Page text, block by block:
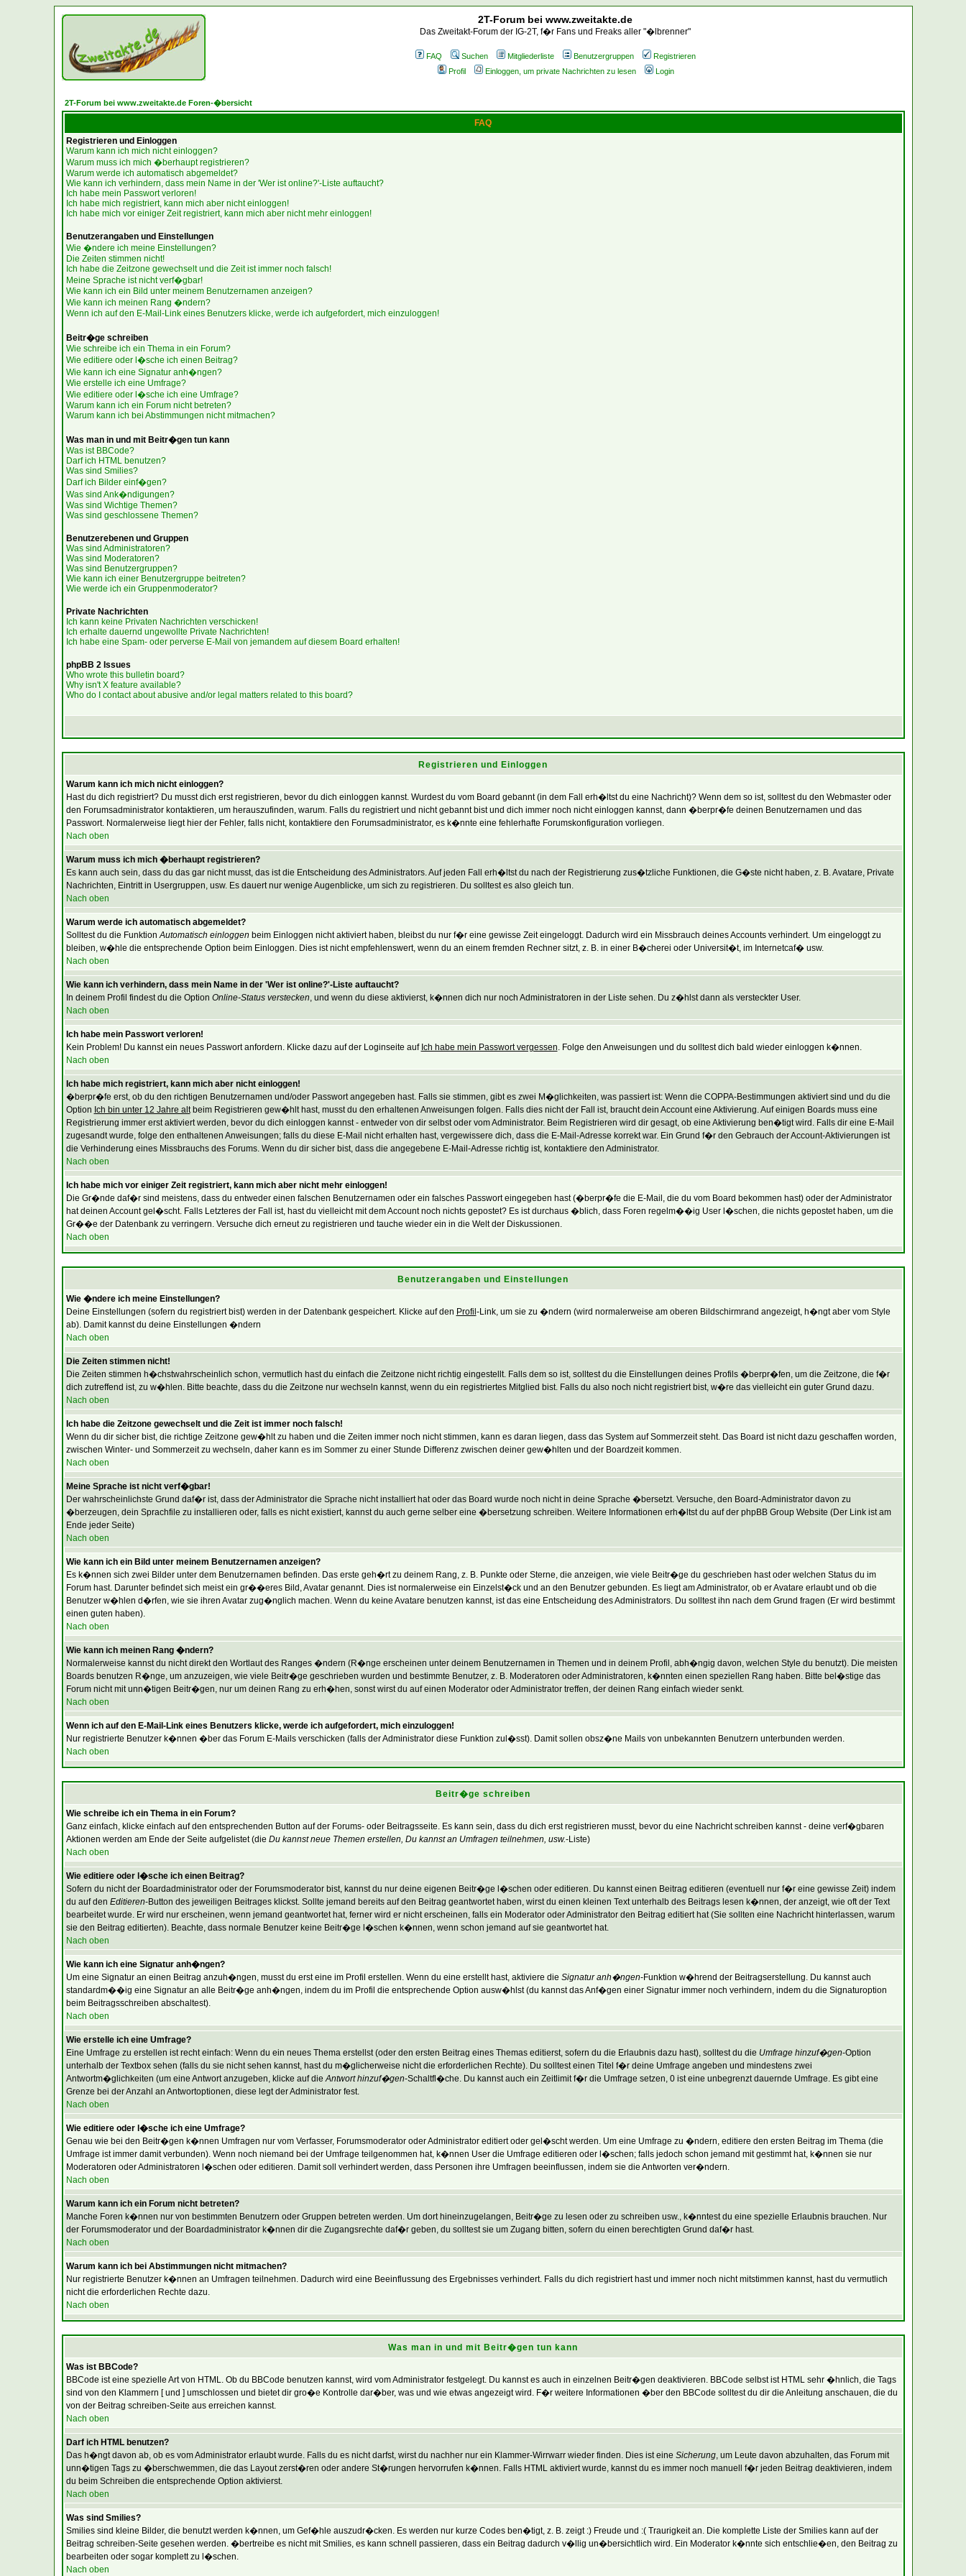
2T-Forum bei www.zweitakte.de
Das Zweitakt-Forum der IG-2T, f�r Fans und Freaks aller "�lbrenner"
FAQ Suchen Mitgliederliste Benutzergruppen
Registrieren
Profil
Einloggen, um private Nachrichten zu lesen Login
2T-Forum bei www.zweitakte.de Foren-�bersicht
FAQ
Registrieren und Einloggen
Warum kann ich mich nicht einloggen?
Warum muss ich mich �berhaupt registrieren?
Warum werde ich automatisch abgemeldet?
Wie kann ich verhindern, dass mein Name in der 'Wer ist online?'-Liste auftaucht?
Ich habe mein Passwort verloren!
Ich habe mich registriert, kann mich aber nicht einloggen!
Ich habe mich vor einiger Zeit registriert, kann mich aber nicht mehr einloggen!
Benutzerangaben und Einstellungen
Wie �ndere ich meine Einstellungen?
Die Zeiten stimmen nicht!
Ich habe die Zeitzone gewechselt und die Zeit ist immer noch falsch!
Meine Sprache ist nicht verf�gbar!
Wie kann ich ein Bild unter meinem Benutzernamen anzeigen?
Wie kann ich meinen Rang �ndern?
Wenn ich auf den E-Mail-Link eines Benutzers klicke, werde ich aufgefordert, mich einzuloggen!
Beitr�ge schreiben
Wie schreibe ich ein Thema in ein Forum?
Wie editiere oder l�sche ich einen Beitrag?
Wie kann ich eine Signatur anh�ngen?
Wie erstelle ich eine Umfrage?
Wie editiere oder l�sche ich eine Umfrage?
Warum kann ich ein Forum nicht betreten?
Warum kann ich bei Abstimmungen nicht mitmachen?
Was man in und mit Beitr�gen tun kann
Was ist BBCode?
Darf ich HTML benutzen?
Was sind Smilies?
Darf ich Bilder einf�gen?
Was sind Ank�ndigungen?
Was sind Wichtige Themen?
Was sind geschlossene Themen?
Benutzerebenen und Gruppen
Was sind Administratoren?
Was sind Moderatoren?
Was sind Benutzergruppen?
Wie kann ich einer Benutzergruppe beitreten?
Wie werde ich ein Gruppenmoderator?
Private Nachrichten
Ich kann keine Privaten Nachrichten verschicken!
Ich erhalte dauernd ungewollte Private Nachrichten!
Ich habe eine Spam- oder perverse E-Mail von jemandem auf diesem Board erhalten!
phpBB 2 Issues
Who wrote this bulletin board?
Why isn't X feature available?
Who do I contact about abusive and/or legal matters related to this board?
Registrieren und Einloggen
Warum kann ich mich nicht einloggen?
Hast du dich registriert? Du musst dich erst registrieren, bevor du dich einloggen kannst. Wurdest du vom Board gebannt (in dem Fall erh�ltst du eine Nachricht)? Wenn dem so ist, solltest du den Webmaster oder
den Forumsadministrator kontaktieren, um herauszufinden, warum. Falls du registriert und nicht gebannt bist und dich immer noch nicht einloggen kannst, dann �berpr�fe deinen Benutzernamen und das
Passwort. Normalerweise liegt hier der Fehler, falls nicht, kontaktiere den Forumsadministrator, es k�nnte eine fehlerhafte Forumskonfiguration vorliegen.
Nach oben
Warum muss ich mich �berhaupt registrieren?
Es kann auch sein, dass du das gar nicht musst, das ist die Entscheidung des Administrators. Auf jeden Fall erh�ltst du nach der Registrierung zus�tzliche Funktionen, die G�ste nicht haben, z. B. Avatare, Private
Nachrichten, Eintritt in Usergruppen, usw. Es dauert nur wenige Augenblicke, um sich zu registrieren. Du solltest es also gleich tun.
Nach oben
Warum werde ich automatisch abgemeldet?
Solltest du die FunktionAutomatisch einloggen beim Einloggen nicht aktiviert haben, bleibst du nur f�r eine gewisse Zeit eingeloggt. Dadurch wird ein Missbrauch deines Accounts verhindert. Um eingeloggt zu
bleiben, w�hle die entsprechende Option beim Einloggen. Dies ist nicht empfehlenswert, wenn du an einem fremden Rechner sitzt, z. B. in einer B�cherei oder Universit�t, im Internetcaf� usw.
Nach oben
Wie kann ich verhindern, dass mein Name in der 'Wer ist online?'-Liste auftaucht?
In deinem Profil findest du die Option Online-Status verstecken, und wenn du diese aktivierst, k�nnen dich nur noch Administratoren in der Liste sehen. Du z�hlst dann als versteckter User.
Nach oben
Ich habe mein Passwort verloren!
Kein Problem! Du kannst ein neues Passwort anfordern. Klicke dazu auf der Loginseite auf Ich habe mein Passwort vergessen. Folge den Anweisungen und du solltest dich bald wieder einloggen k�nnen.
Nach oben
Ich habe mich registriert, kann mich aber nicht einloggen!
�berpr�fe erst, ob du den richtigen Benutzernamen und/oder Passwort angegeben hast. Falls sie stimmen, gibt es zwei M�glichkeiten, was passiert ist: Wenn die COPPA-Bestimmungen aktiviert sind und du die
Option Ich bin unter 12 Jahre altbeim Registrieren gew�hlt hast, musst du den erhaltenen Anweisungen folgen. Falls dies nicht der Fall ist, braucht dein Account eine Aktivierung. Auf einigen Boards muss eine
Registrierung immer erst aktiviert werden, bevor du dich einloggen kannst - entweder von dir selbst oder vom Administrator. Beim Registrieren wird dir gesagt, ob eine Aktivierung ben�tigt wird. Falls dir eine E-Mail
zugesandt wurde, folge den enthaltenen Anweisungen; falls du diese E-Mail nicht erhalten hast, vergewissere dich, dass die E-Mail-Adresse korrekt war. Ein Grund f�r den Gebrauch der Account-Aktivierungen ist
die Verhinderung eines Missbrauchs des Forums. Wenn du dir sicher bist, dass die angegebene E-Mail-Adresse richtig ist, kontaktiere den Administrator.
Nach oben
Ich habe mich vor einiger Zeit registriert, kann mich aber nicht mehr einloggen!
Die Gr�nde daf�r sind meistens, dass du entweder einen falschen Benutzernamen oder ein falsches Passwort eingegeben hast (�berpr�fe die E-Mail, die du vom Board bekommen hast) oder der Administrator
hat deinen Account gel�scht. Falls Letzteres der Fall ist, hast du vielleicht mit dem Account noch nichts gepostet? Es ist durchaus �blich, dass Foren regelm��ig User l�schen, die nichts gepostet haben, um die
Gr��e der Datenbank zu verringern. Versuche dich erneut zu registrieren und tauche wieder ein in die Welt der Diskussionen.
Nach oben
Benutzerangaben und Einstellungen
Wie �ndere ich meine Einstellungen?
Deine Einstellungen (sofern du registriert bist) werden in der Datenbank gespeichert. Klicke auf den Profil -Link, um sie zu �ndern (wird normalerweise am oberen Bildschirmrand angezeigt, h�ngt aber vom Style
ab). Damit kannst du deine Einstellungen �ndern
Nach oben
Die Zeiten stimmen nicht!
Die Zeiten stimmen h�chstwahrscheinlich schon, vermutlich hast du einfach die Zeitzone nicht richtig eingestellt. Falls dem so ist, solltest du die Einstellungen deines Profils �berpr�fen, um die Zeitzone, die f�r
dich zutreffend ist, zu w�hlen. Bitte beachte, dass du die Zeitzone nur wechseln kannst, wenn du ein registriertes Mitglied bist. Falls du also noch nicht registriert bist, w�re das vielleicht ein guter Grund dazu.
Nach oben
Ich habe die Zeitzone gewechselt und die Zeit ist immer noch falsch!
Wenn du dir sicher bist, die richtige Zeitzone gew�hlt zu haben und die Zeiten immer noch nicht stimmen, kann es daran liegen, dass das System auf Sommerzeit steht. Das Board ist nicht dazu geschaffen worden,
zwischen Winter- und Sommerzeit zu wechseln, daher kann es im Sommer zu einer Stunde Differenz zwischen deiner gew�hlten und der Boardzeit kommen.
Nach oben
Meine Sprache ist nicht verf�gbar!
Der wahrscheinlichste Grund daf�r ist, dass der Administrator die Sprache nicht installiert hat oder das Board wurde noch nicht in deine Sprache �bersetzt. Versuche, den Board-Administrator davon zu
�berzeugen, dein Sprachfile zu installieren oder, falls es nicht existiert, kannst du auch gerne selber eine �bersetzung schreiben. Weitere Informationen erh�ltst du auf der phpBB Group Website (Der Link ist am
Ende jeder Seite)
Nach oben
Wie kann ich ein Bild unter meinem Benutzernamen anzeigen?
Es k�nnen sich zwei Bilder unter dem Benutzernamen befinden. Das erste geh�rt zu deinem Rang, z. B. Punkte oder Sterne, die anzeigen, wie viele Beitr�ge du geschrieben hast oder welchen Status du im
Forum hast. Darunter befindet sich meist ein gr��eres Bild, Avatar genannt. Dies ist normalerweise ein Einzelst�ck und an den Benutzer gebunden. Es liegt am Administrator, ob er Avatare erlaubt und ob die
Benutzer w�hlen d�rfen, wie sie ihren Avatar zug�nglich machen. Wenn du keine Avatare benutzen kannst, ist das eine Entscheidung des Administrators. Du solltest ihn nach dem Grund fragen (Er wird bestimmt
einen guten haben).
Nach oben
Wie kann ich meinen Rang �ndern?
Normalerweise kannst du nicht direkt den Wortlaut des Ranges �ndern (R�nge erscheinen unter deinem Benutzernamen in Themen und in deinem Profil, abh�ngig davon, welchen Style du benutzt). Die meisten
Boards benutzen R�nge, um anzuzeigen, wie viele Beitr�ge geschrieben wurden und bestimmte Benutzer, z. B. Moderatoren oder Administratoren, k�nnten einen speziellen Rang haben. Bitte bel�stige das
Forum nicht mit unn�tigen Beitr�gen, nur um deinen Rang zu erh�hen, sonst wirst du auf einen Moderator oder Administrator treffen, der deinen Rang einfach wieder senkt.
Nach oben
Wenn ich auf den E-Mail-Link eines Benutzers klicke, werde ich aufgefordert, mich einzuloggen!
Nur registrierte Benutzer k�nnen �ber das Forum E-Mails verschicken (falls der Administrator diese Funktion zul�sst). Damit sollen obsz�ne Mails von unbekannten Benutzern unterbunden werden.
Nach oben
Beitr�ge schreiben
Wie schreibe ich ein Thema in ein Forum?
Ganz einfach, klicke einfach auf den entsprechenden Button auf der Forums- oder Beitragsseite. Es kann sein, dass du dich erst registrieren musst, bevor du eine Nachricht schreiben kannst - deine verf�gbaren
Aktionen werden am Ende der Seite aufgelistet (die Du kannst neue Themen erstellen, Du kannst an Umfragen teilnehmen, usw.-Liste)
Nach oben
Wie editiere oder l�sche ich einen Beitrag?
Sofern du nicht der Boardadministrator oder der Forumsmoderator bist, kannst du nur deine eigenen Beitr�ge l�schen oder editieren. Du kannst einen Beitrag editieren (eventuell nur f�r eine gewisse Zeit) indem
du auf den Editieren-Button des jeweiligen Beitrages klickst. Sollte jemand bereits auf den Beitrag geantwortet haben, wirst du einen kleinen Text unterhalb des Beitrags lesen k�nnen, der anzeigt, wie oft der Text
bearbeitet wurde. Er wird nur erscheinen, wenn jemand geantwortet hat, ferner wird er nicht erscheinen, falls ein Moderator oder Administrator den Beitrag editiert hat (Sie sollten eine Nachricht hinterlassen, warum
sie den Beitrag editierten). Beachte, dass normale Benutzer keine Beitr�ge l�schen k�nnen, wenn schon jemand auf sie geantwortet hat.
Nach oben
Wie kann ich eine Signatur anh�ngen?
Um eine Signatur an einen Beitrag anzuh�ngen, musst du erst eine im Profil erstellen. Wenn du eine erstellt hast, aktiviere die Signatur anh�ngen-Funktion w�hrend der Beitragserstellung. Du kannst auch
standardm��ig eine Signatur an alle Beitr�ge anh�ngen, indem du im Profil die entsprechende Option ausw�hlst (du kannst das Anf�gen einer Signatur immer noch verhindern, indem du die Signaturoption
beim Beitragsschreiben abschaltest).
Nach oben
Wie erstelle ich eine Umfrage?
Eine Umfrage zu erstellen ist recht einfach: Wenn du ein neues Thema erstellst (oder den ersten Beitrag eines Themas editierst, sofern du die Erlaubnis dazu hast), solltest du die Umfrage hinzuf�gen-Option
unterhalb der Textbox sehen (falls du sie nicht sehen kannst, hast du m�glicherweise nicht die erforderlichen Rechte). Du solltest einen Titel f�r deine Umfrage angeben und mindestens zwei
Antwortm�glichkeiten (um eine Antwort anzugeben, klicke auf dieAntwort hinzuf�gen-Schaltfl�che. Du kannst auch ein Zeitlimit f�r die Umfrage setzen, 0 ist eine unbegrenzt dauernde Umfrage. Es gibt eine
Grenze bei der Anzahl an Antwortoptionen, diese legt der Administrator fest.
Nach oben
Wie editiere oder l�sche ich eine Umfrage?
Genau wie bei den Beitr�gen k�nnen Umfragen nur vom Verfasser, Forumsmoderator oder Administrator editiert oder gel�scht werden. Um eine Umfrage zu �ndern, editiere den ersten Beitrag im Thema (die
Umfrage ist immer damit verbunden). Wenn noch niemand bei der Umfrage teilgenommen hat, k�nnen User die Umfrage editieren oder l�schen; falls jedoch schon jemand mit gestimmt hat, k�nnen sie nur
Moderatoren oder Administratoren l�schen oder editieren. Damit soll verhindert werden, dass Personen ihre Umfragen beeinflussen, indem sie die Antworten ver�ndern.
Nach oben
Warum kann ich ein Forum nicht betreten?
Manche Foren k�nnen nur von bestimmten Benutzern oder Gruppen betreten werden. Um dort hineinzugelangen, Beitr�ge zu lesen oder zu schreiben usw., k�nntest du eine spezielle Erlaubnis brauchen. Nur
der Forumsmoderator und der Boardadministrator k�nnen dir die Zugangsrechte daf�r geben, du solltest sie um Zugang bitten, sofern du einen berechtigten Grund daf�r hast.
Nach oben
Warum kann ich bei Abstimmungen nicht mitmachen?
Nur registrierte Benutzer k�nnen an Umfragen teilnehmen. Dadurch wird eine Beeinflussung des Ergebnisses verhindert. Falls du dich registriert hast und immer noch nicht mitstimmen kannst, hast du vermutlich
nicht die erforderlichen Rechte dazu.
Nach oben
Was man in und mit Beitr�gen tun kann
Was ist BBCode?
BBCode ist eine spezielle Art von HTML. Ob du BBCode benutzen kannst, wird vom Administrator festgelegt. Du kannst es auch in einzelnen Beitr�gen deaktivieren. BBCode selbst ist HTML sehr �hnlich, die Tags
sind von den Klammern [ und ] umschlossen und bietet dir gro�e Kontrolle dar�ber, was und wie etwas angezeigt wird. F�r weitere Informationen �ber den BBCode solltest du dir die Anleitung anschauen, die du
von der Beitrag schreiben-Seite aus erreichen kannst.
Nach oben
Darf ich HTML benutzen?
Das h�ngt davon ab, ob es vom Administrator erlaubt wurde. Falls du es nicht darfst, wirst du nachher nur ein Klammer-Wirrwarr wieder finden. Dies ist eine Sicherung, um Leute davon abzuhalten, das Forum mit
unn�tigen Tags zu �berschwemmen, die das Layout zerst�ren oder andere St�rungen hervorrufen k�nnen. Falls HTML aktiviert wurde, kannst du es immer noch manuell f�r jeden Beitrag deaktivieren, indem
du beim Schreiben die entsprechende Option aktivierst.
Nach oben
Was sind Smilies?
Smilies sind kleine Bilder, die benutzt werden k�nnen, um Gef�hle auszudr�cken. Es werden nur kurze Codes ben�tigt, z. B. zeigt :) Freude und :( Traurigkeit an. Die komplette Liste der Smilies kann auf der
Beitrag schreiben-Seite gesehen werden. �bertreibe es nicht mit Smilies, es kann schnell passieren, dass ein Beitrag dadurch v�llig un�bersichtlich wird. Ein Moderator k�nnte sich entschlie�en, den Beitrag zu
bearbeiten oder sogar komplett zu l�schen.
Nach oben